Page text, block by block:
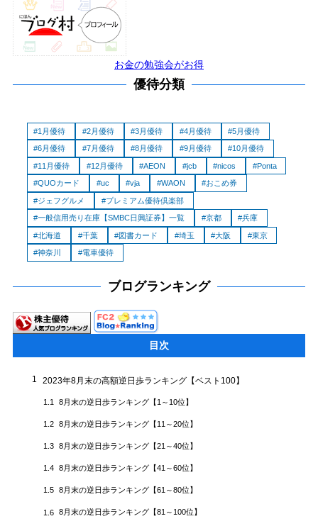
お金の勉強会がお得
優待分類
1月優待 2月優待 3月優待 4月優待 5月優待
6月優待 7月優待 8月優待 9月優待 10月優待
11月優待 12月優待 AEON jcb nicos Ponta
QUOカード uc vja WAON おこめ券
ジェフグルメ プレミアム優待倶楽部
一般信用売り在庫【SMBC日興証券】一覧 京都 兵庫
北海道 千葉 図書カード 埼玉 大阪 東京
神奈川 電車優待
ブログランキング
目次
1 2023年8月末の高額逆日歩ランキング【ベスト100】
1.1 8月末の逆日歩ランキング【1～10位】
1.2 8月末の逆日歩ランキング【11～20位】
1.3 8月末の逆日歩ランキング【21～40位】
1.4 8月末の逆日歩ランキング【41～60位】
1.5 8月末の逆日歩ランキング【61～80位】
1.6 8月末の逆日歩ランキング【81～100位】